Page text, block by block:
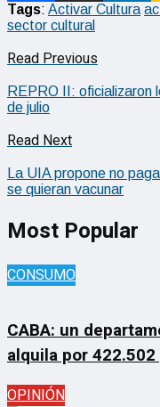
Tags: Activar Cultura
sector cultural
Read Previous
REPRO II: oficializaron
de julio
Read Next
La UIA propone no
se quieran vacunar
Most Popular
CONSUMO
CABA: un
alquila por
OPINIÓN